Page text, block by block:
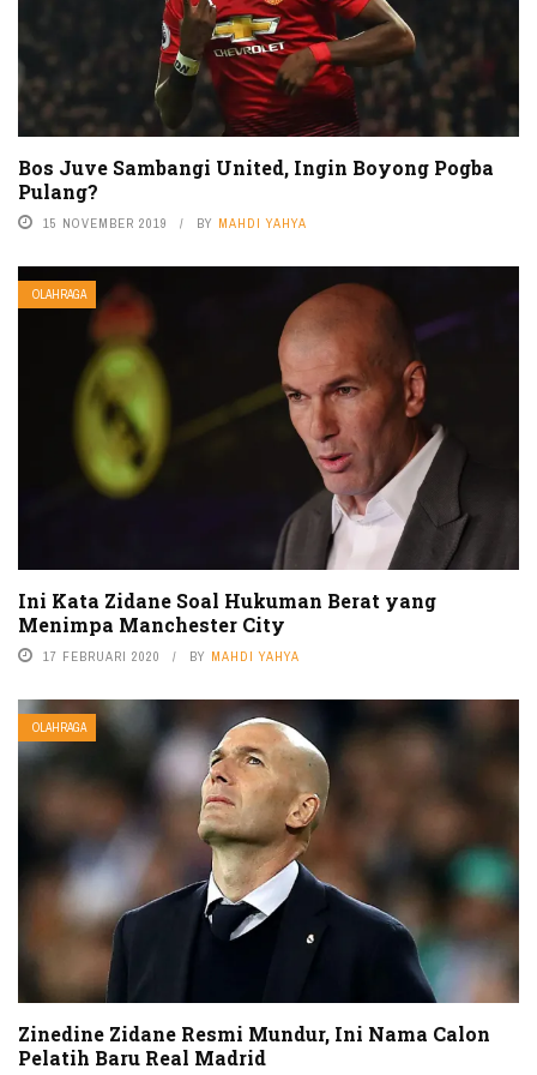
Bos Juve Sambangi United, Ingin Boyong Pogba
Pulang?
15 NOVEMBER 2019 BY MAHDI YAHYA
OLAHRAGA
Ini Kata Zidane Soal Hukuman Berat yang
Menimpa Manchester City
17 FEBRUARI 2020 BY MAHDI YAHYA
OLAHRAGA
Zinedine Zidane Resmi Mundur, Ini Nama Calon
Pelatih Baru Real Madrid